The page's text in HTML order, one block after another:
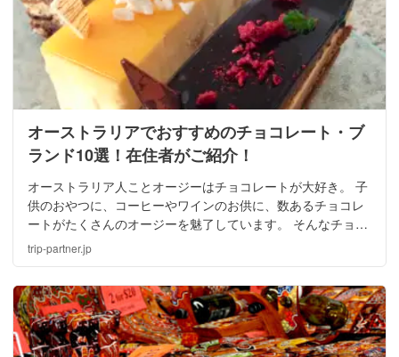
オーストラリアでおすすめのチョコレート・ブ
ランド10選！在住者がご紹介！
オーストラリア人ことオージーはチョコレートが大好き。 子
供のおやつに、コーヒーやワインのお供に、数あるチョコレ
ートがたくさんのオージーを魅了しています。 そんなチョコ
レートを自他共に認めるチョコホリックの筆者が紹介してい
きたいと思います！
trip-partner.jp